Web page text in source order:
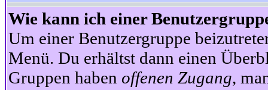
Wie kann ich einer
Um einer Benutzergruppe
Menü. Du erhältst dann einen
Gruppen haben offenen Zugang,